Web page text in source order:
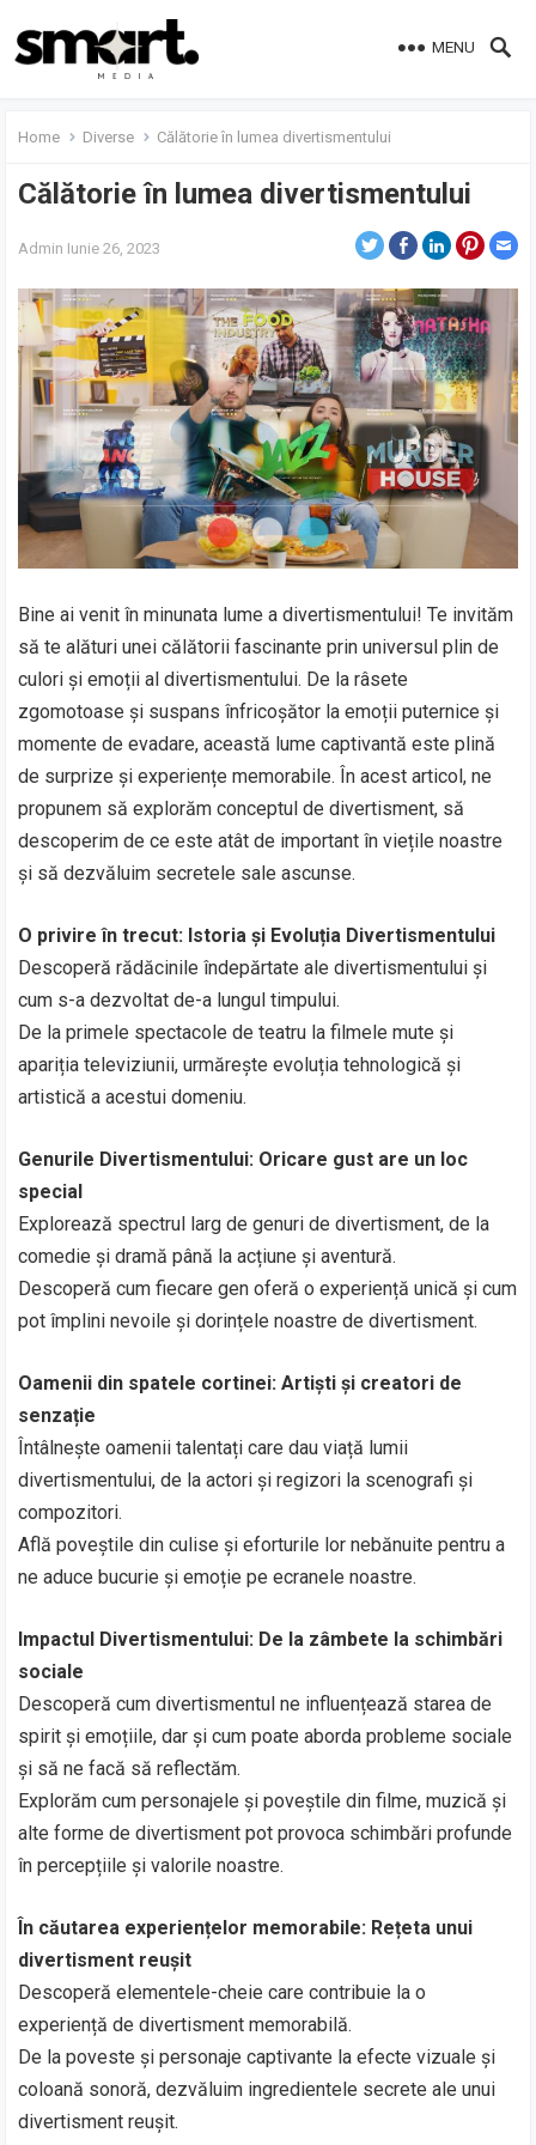
MENU
Home Diverse Călătorie în lumea divertismentului
Călătorie în lumea divertismentului
Admin Iunie 26, 2023
Bine ai venit în minunata lume a divertismentului! Te invităm
să te alături unei călătorii fascinante prin universul plin de
culori și emoții al divertismentului. De la râsete
zgomotoase și suspans înfricoșător la emoții puternice și
momente de evadare, această lume captivantă este plină
de surprize și experiențe memorabile. În acest articol, ne
propunem să explorăm conceptul de divertisment, să
descoperim de ce este atât de important în viețile noastre
și să dezvăluim secretele sale ascunse.
O privire în trecut: Istoria și Evoluția Divertismentului
Descoperă rădăcinile îndepărtate ale divertismentului și
cum s-a dezvoltat de-a lungul timpului.
De la primele spectacole de teatru la filmele mute și
apariția televiziunii, urmărește evoluția tehnologică și
artistică a acestui domeniu.
Genurile Divertismentului: Oricare gust are un loc
special
Explorează spectrul larg de genuri de divertisment, de la
comedie și dramă până la acțiune și aventură.
Descoperă cum fiecare gen oferă o experiență unică și cum
pot împlini nevoile și dorințele noastre de divertisment.
Oamenii din spatele cortinei: Artiști și creatori de
senzație
Întâlnește oamenii talentați care dau viață lumii
divertismentului, de la actori și regizori la scenografi și
compozitori.
Află poveștile din culise și eforturile lor nebănuite pentru a
ne aduce bucurie și emoție pe ecranele noastre.
Impactul Divertismentului: De la zâmbete la schimbări
sociale
Descoperă cum divertismentul ne influențează starea de
spirit și emoțiile, dar și cum poate aborda probleme sociale
și să ne facă să reflectăm.
Explorăm cum personajele și poveștile din filme, muzică și
alte forme de divertisment pot provoca schimbări profunde
în percepțiile și valorile noastre.
În căutarea experiențelor memorabile: Rețeta unui
divertisment reușit
Descoperă elementele-cheie care contribuie la o
experiență de divertisment memorabilă.
De la poveste și personaje captivante la efecte vizuale și
coloană sonoră, dezvăluim ingredientele secrete ale unui
divertisment reușit.